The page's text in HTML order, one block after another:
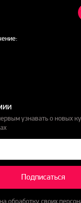
узнавать о новых
Подписаться
обработкусвоих